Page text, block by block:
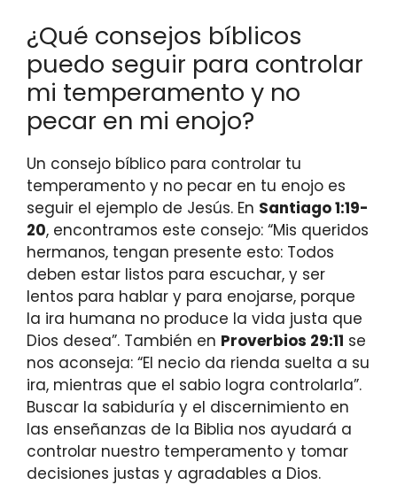
¿Qué consejos bíblicos
puedo seguir para controlar
mi temperamento y no
pecar en mi enojo?
Un consejo bíblico para controlar tu
temperamento y no pecar en tu enojo es
seguir el ejemplo de Jesús. En Santiago 1:19-
20, encontramos este consejo: “Mis queridos
hermanos, tengan presente esto: Todos
deben estar listos para escuchar, y ser
lentos para hablar y para enojarse, porque
la ira humana no produce la vida justa que
Dios desea”. También en Proverbios 29:11 se
nos aconseja: “El necio da rienda suelta a su
ira, mientras que el sabio logra controlarla”.
Buscar la sabiduría y el discernimiento en
las enseñanzas de la Biblia nos ayudará a
controlar nuestro temperamento y tomar
decisiones justas y agradables a Dios.